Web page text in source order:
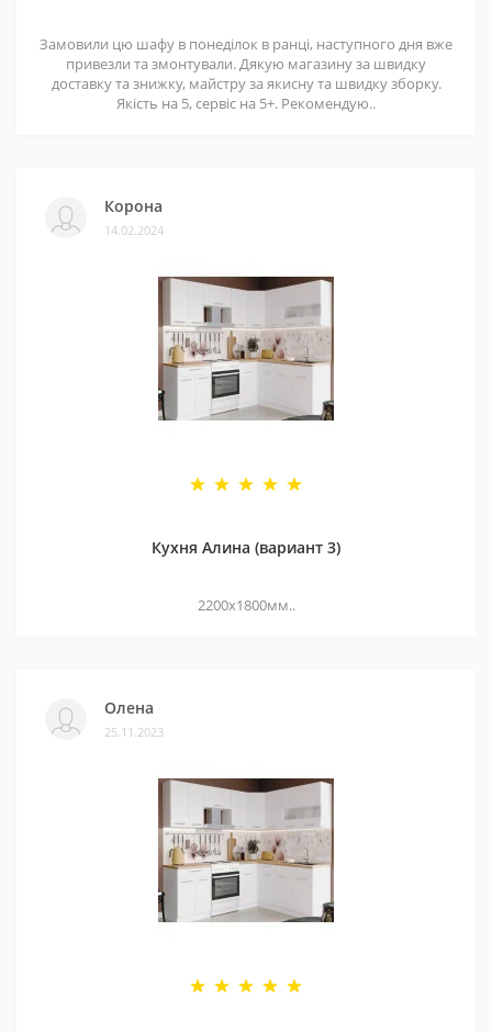
Замовили цю шафу в понеділок в ранці, наступного дня вже
привезли та змонтували. Дякую магазину за швидку
доставку та знижку, майстру за якисну та швидку зборку.
Якість на 5, сервіс на 5+. Рекомендую..
Корона
14.02.2024
Кухня Алина (вариант 3)
2200х1800мм..
Олена
25.11.2023